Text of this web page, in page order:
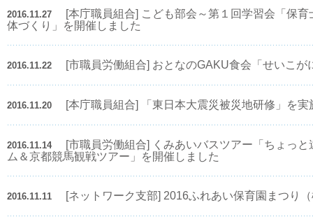
2016.11.27
[本庁職員組合] こども部会～第１回学習会「保
体づくり」を開催しました
2016.11.22 [市職員労働組合] おとなのGAKU食会「せいこ
2016.11.20 [本庁職員組合] 「東日本大震災被災地研修」を実
2016.11.14
[市職員労働組合] くみあいバスツアー「ちょっ
ム＆京都競馬観戦ツアー」を開催しました
2016.11.11 [ネットワーク支部] 2016ふれあい保育園まつり